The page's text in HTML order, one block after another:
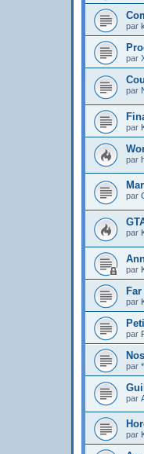
par
par
par
par
par
par
par
par
Far
par
par
par
par
par